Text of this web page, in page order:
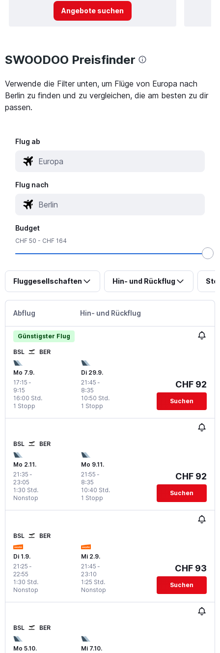
Angebote suchen
SWOODOO Preisfinder
Verwende die Filter unten, um Flüge von Europa nach
Berlin zu finden und zu vergleichen, die am besten zu dir
passen.
Flug ab
Flug nach
Budget
CHF 50 - CHF 164
Fluggesellschaften Hin- und Rückflug
Abflug Hin- und Rückflug
Günstigster Flug
BSL BER
Mo 7.9.
17:15 -
9:15
1 Stopp
16:00 Std.
Di 29.9.
21:45 -
8:35
1 Stopp
10:50 Std.
CHF 92
Suchen
BSL BER
Mo 2.11.
21:35 -
23:05
Nonstop
1:30 Std.
Mo 9.11.
21:55 -
8:35
1 Stopp
10:40 Std.
CHF 92
Suchen
BSL BER
Di 1.9.
21:25 -
22:55
Nonstop
1:30 Std.
Mi 2.9.
21:45 -
23:10
Nonstop
1:25 Std.
CHF 93
Suchen
BSL BER
Mo 5.10. Mi 7.10.